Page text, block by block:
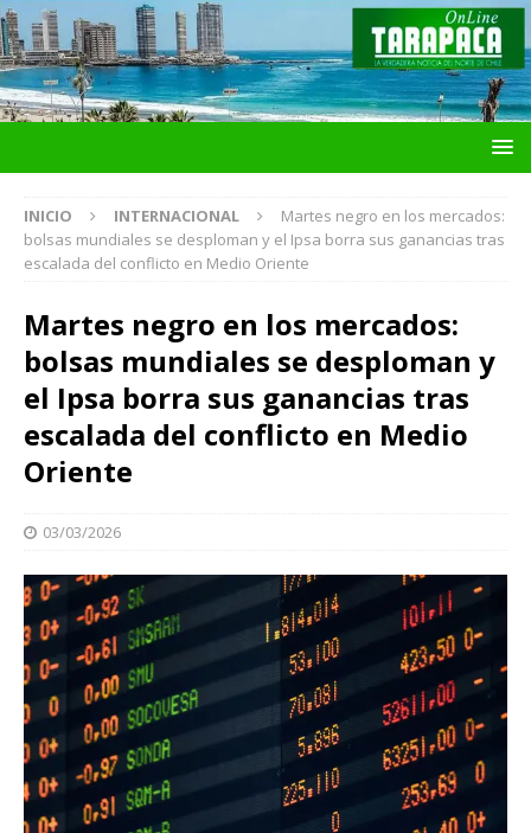
INICIO INTERNACIONAL
Martes negro en los mercados:
bolsas mundiales se desploman y el Ipsa borra sus ganancias tras
escalada del conflicto en Medio Oriente
Martes negro en los mercados:
bolsas mundiales se desploman y
el Ipsa borra sus ganancias tras
escalada del conflicto en Medio
Oriente
03/03/2026